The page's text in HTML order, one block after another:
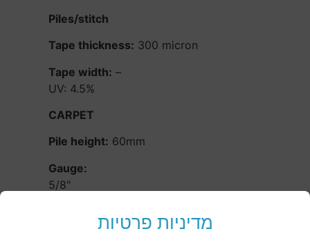
מדיניות פרטיות
Piles/stitch
Tape thickness: 300 micron
Tape width: –
UV: 4.5%
CARPET
Pile height: 60mm
Gauge:
5/8"